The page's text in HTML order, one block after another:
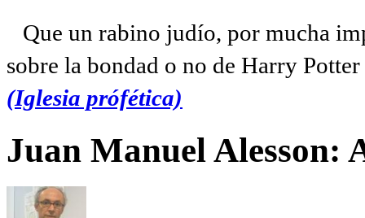
Que un rabino judío, por mucha
sobre la bondad o no de Harry
(Iglesia prófética)
Juan Manuel Alesson: